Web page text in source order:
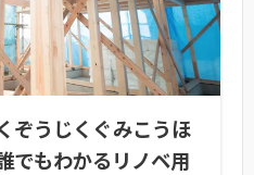
ぞうじくぐみこうほ
でもわかるリノベ用